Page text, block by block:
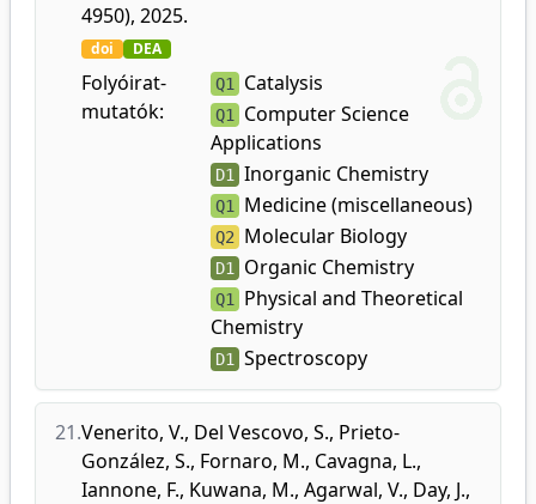
4950), 2025.
doi DEA
Folyóirat-
mutatók:
Q1 Catalysis
Q1
Computer Science
Applications
D1 Inorganic Chemistry
Q1 Medicine (miscellaneous)
Q2 Molecular Biology
D1 Organic Chemistry
Q1
Physical and Theoretical
Chemistry
D1 Spectroscopy
21.Venerito, V., Del Vescovo, S., Prieto-
González, S., Fornaro, M., Cavagna, L.,
Iannone, F., Kuwana, M., Agarwal, V., Day, J.,